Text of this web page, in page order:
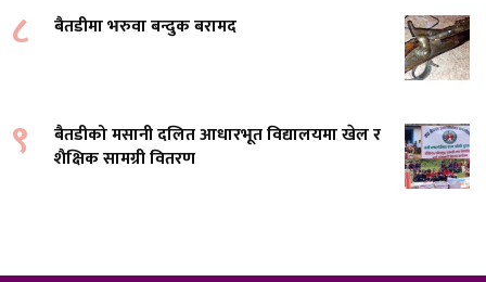
८ बैतडीमा भरुवा बन्दुक बरामद
९
बैतडीको मसानी दलित आधारभूत विद्यालयमा खेल र
शैक्षिक सामग्री वितरण